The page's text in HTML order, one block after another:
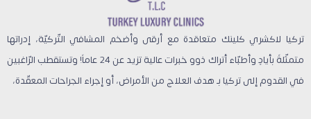
تركيا لاكشري كلينك متعاقدة مع أرقى وأضخم المشافي التّركيّة، إدراتها
متمثّلةً بأيادٍ وأطبّاء أتراك ذوو خبرات عالية تزيد عن 24 عاماً! وتستقطب الرّاغبين
في القدوم إلى تركيا بـ هدف العلاج من الأمراض، أو إجراء الجراحات المعقّدة،